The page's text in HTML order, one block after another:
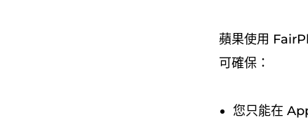
蘋果使用
可確保：
您只能在